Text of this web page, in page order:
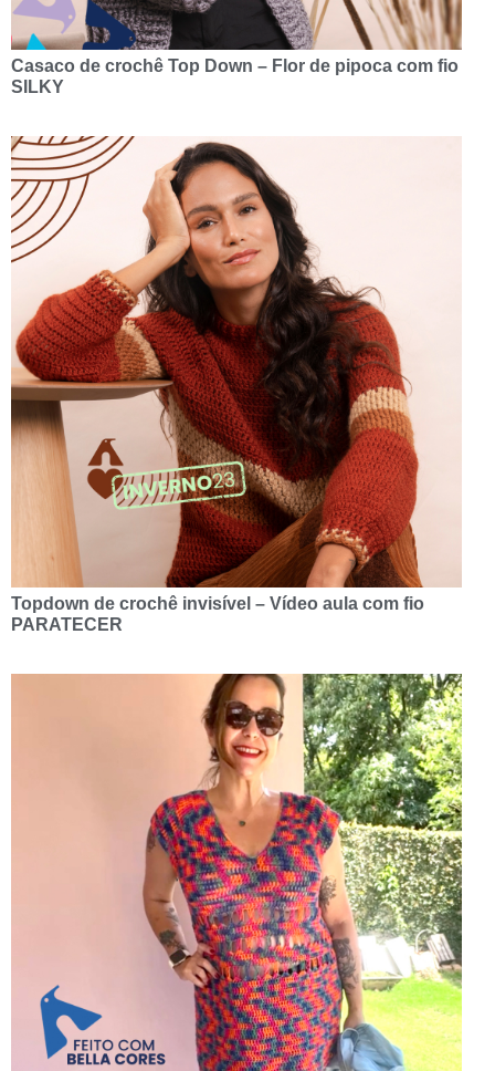
Casaco de crochê Top Down – Flor de pipoca com fio
SILKY
Topdown de crochê invisível – Vídeo aula com fio
PARATECER